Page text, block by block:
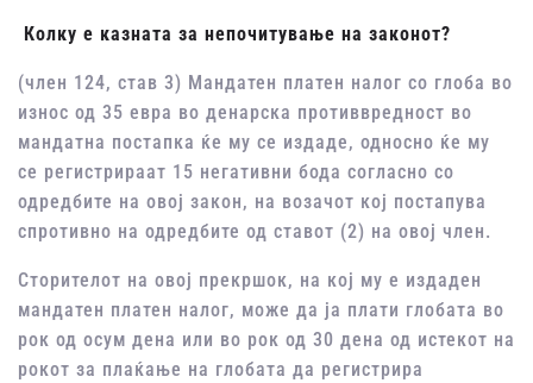
Колку е казната за непочитување на законот?
(член 124, став 3) Мандатен платен налог со глоба во
износ од 35 евра во денарска противвредност во
мандатна постапка ќе му се издаде, односно ќе му
се регистрираат 15 негативни бода согласно со
одредбите на овој закон, на возачот кој постапува
спротивно на одредбите од ставот (2) на овој член.
Сторителот на овој прекршок, на кој му е издаден
мандатен платен налог, може да ја плати глобата во
рок од осум дена или во рок од 30 дена од истекот на
рокот за плаќање на глобата да регистрира